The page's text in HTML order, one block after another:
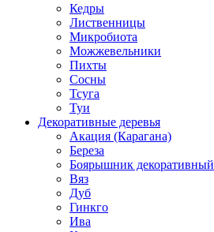
Кедры
Лиственницы
Микробиота
Можжевельники
Пихты
Сосны
Тсуга
Туи
Декоративные деревья
Акация (Карагана)
Береза
Боярышник декоративный
Вяз
Дуб
Гинкго
Ива